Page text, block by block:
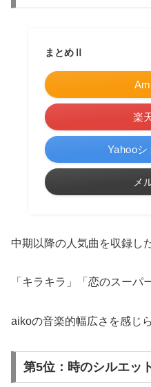
まとめⅡ
楽
Yahoo
メ
中期以降の人気曲を収録し
「キラキラ」「恋のスーパ
aikoの音楽的幅広さを感じ
第5位：時のシルエッ